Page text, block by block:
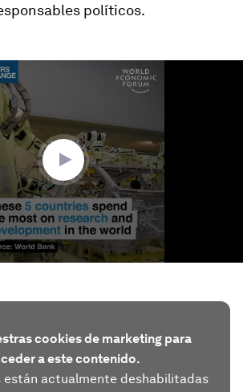
políticos.
cookies de marketing para
a este contenido.
están actualmente deshabilitadas